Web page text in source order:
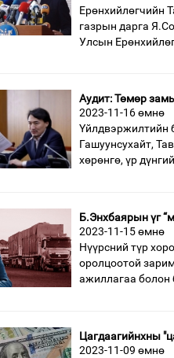
Ерөнхийлөгчийн
газрын дарга
Улсын
Аудит: Төмөр
2023-11-16 өмнө
Үйлдвэржилтийн
Гашуунсухайт,
хөрөнгө, үр
Б.Энхбаярын үг
2023-11-15 өмнө
Нүүрсний түр
оролцоотой
ажиллагаа болон
Цагдаагийнхны
2023-11-09 өмнө